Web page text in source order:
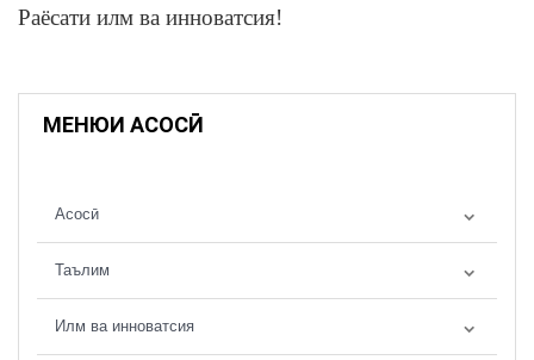
Раёсати илм ва инноватсия!
МЕНЮИ АСОСӢ
Асосӣ
Таълим
Илм ва инноватсия